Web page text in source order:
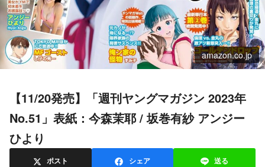
amazon.co.jp
【11/20発売】「週刊ヤングマガジン 2023年
No.51」表紙：今森茉耶 / 坂巻有紗 アンジー
ひより
ポスト シェア 送る